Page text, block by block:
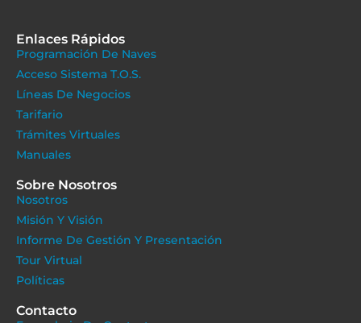
Enlaces Rápidos
Programación De Naves
Acceso Sistema T.O.S.
Líneas De Negocios
Tarifario
Trámites Virtuales
Manuales
Sobre Nosotros
Nosotros
Misión Y Visión
Informe De Gestión Y Presentación
Tour Virtual
Políticas
Contacto